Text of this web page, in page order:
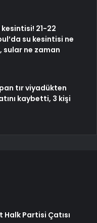
21-22
su kesintisi ne
sular ne zaman
tır viyadükten
kaybetti, 3 kişi
Partisi Çatısı